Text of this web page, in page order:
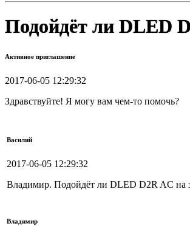
Подойдёт ли DLED
Активное приглашение
2017-06-05 12:29:32
Здравствуйте! Я могу вам чем-то помочь?
Василий
2017-06-05 12:29:32
Владимир. Подойдёт ли DLED D2R AC на
Владимир